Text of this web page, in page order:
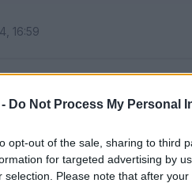
Do Not Process My Personal
opt-out of the sale, sharing to third
for targeted advertising by
selection. Please note that after
16:59
Silver Tour bo imela
ki tvorijo
danes, 15. julija, ob